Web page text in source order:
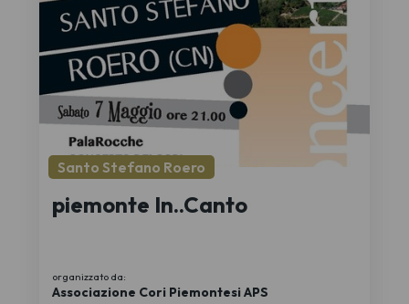
Santo Stefano Roero
piemonte In..Canto
organizzato da:
Associazione Cori Piemontesi APS